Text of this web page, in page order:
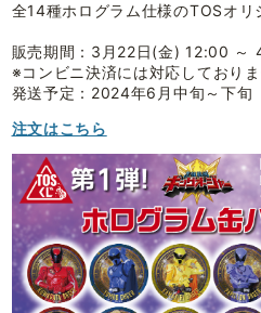
全14種ホログラム仕様のTOSオリ
販売期間：3月22日(金) 12:00 ～
※コンビニ決済には対応しておりま
発送予定：2024年6月中旬～下旬
注文はこちら